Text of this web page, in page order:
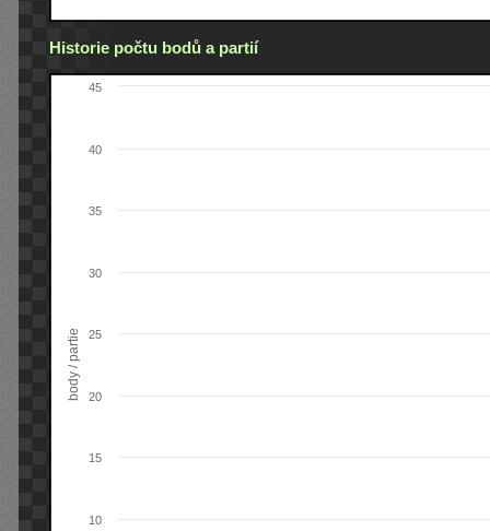
Historie počtu bodů a partií
body / partie
10
15
20
25
30
35
40
45